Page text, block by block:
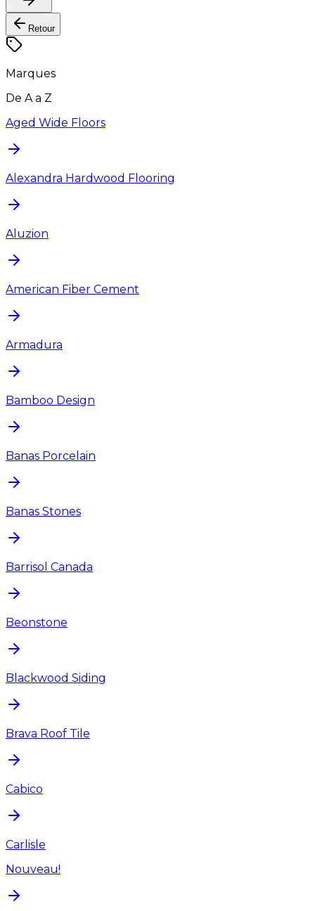
Retour
Marques
De A a Z
Aged Wide Floors
Alexandra Hardwood Flooring
Aluzion
American Fiber Cement
Armadura
Bamboo Design
Banas Porcelain
Banas Stones
Barrisol Canada
Beonstone
Blackwood Siding
Brava Roof Tile
Cabico
Carlisle
Nouveau!